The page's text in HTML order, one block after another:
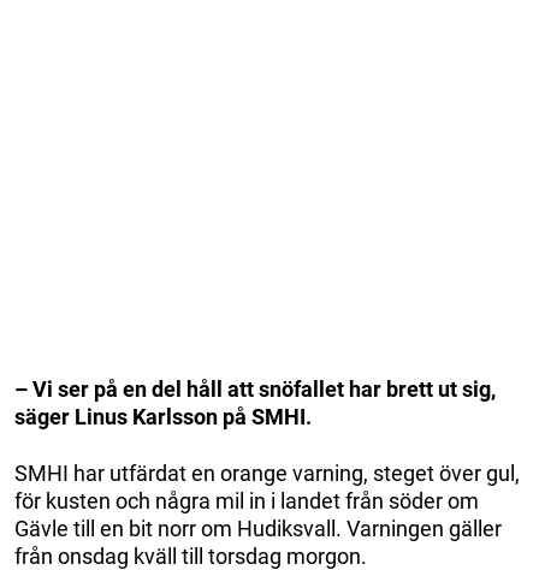
– Vi ser på en del håll att snöfallet har brett ut sig,
säger Linus Karlsson på SMHI.
SMHI har utfärdat en orange varning, steget över gul,
för kusten och några mil in i landet från söder om
Gävle till en bit norr om Hudiksvall. Varningen gäller
från onsdag kväll till torsdag morgon.